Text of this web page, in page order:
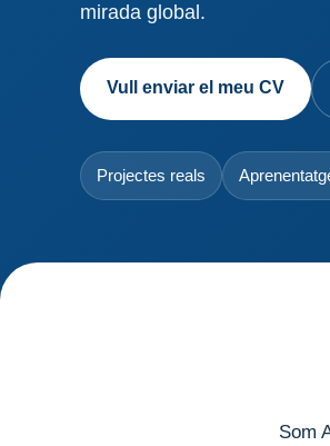
mirada global.
Vull enviar el meu CV
Projectes reals
Som